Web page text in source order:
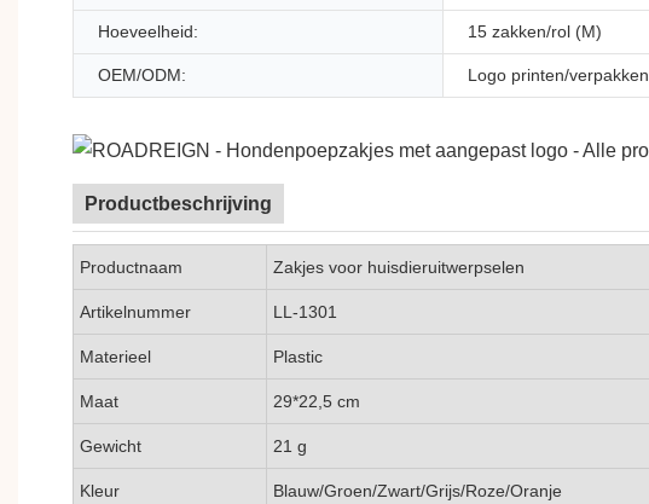
Hoeveelheid: 15 zakken/rol (M)
OEM/ODM: Logo printen/verpakken
Productbeschrijving
Productnaam Zakjes voor huisdieruitwerpselen
Artikelnummer LL-1301
Materieel Plastic
Maat 29*22,5 cm
Gewicht 21 g
Kleur Blauw/Groen/Zwart/Grijs/Roze/Oranje